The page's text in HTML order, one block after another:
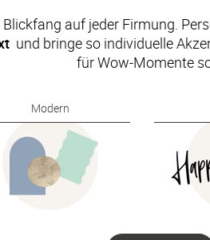
und bringe so individuelle
für Wow-Momente
Modern